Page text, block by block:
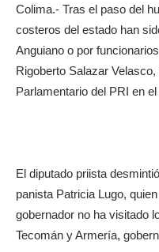
Colima.- Tras el paso del
costeros del estado han
Anguiano o por
Rigoberto Salazar
Parlamentario del PRI en
El diputado priista
panista Patricia Lugo,
gobernador no ha visitado
Tecomán y Armería,